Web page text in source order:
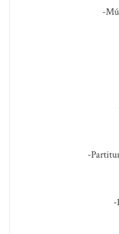
-
-
-